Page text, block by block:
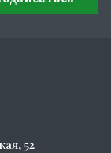
52